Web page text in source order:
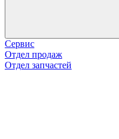
Сервис
Отдел продаж
Отдел запчастей